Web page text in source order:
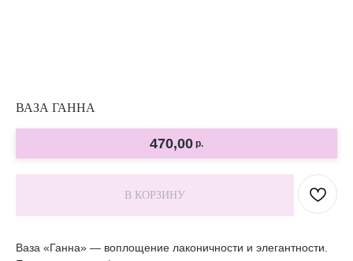
ВАЗА ГАННА
470,00 р.
В КОРЗИНУ
Ваза «Ганна» — воплощение лаконичности и элегантности.